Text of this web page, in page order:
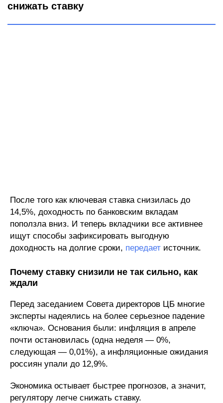
снижать ставку
После того как ключевая ставка снизилась до
14,5%, доходность по банковским вкладам
поползла вниз. И теперь вкладчики все активнее
ищут способы зафиксировать выгодную
доходность на долгие сроки, передает источник.
Почему ставку снизили не так сильно, как
ждали
Перед заседанием Совета директоров ЦБ многие
эксперты надеялись на более серьезное падение
«ключа». Основания были: инфляция в апреле
почти остановилась (одна неделя — 0%,
следующая — 0,01%), а инфляционные ожидания
россиян упали до 12,9%.
Экономика остывает быстрее прогнозов, а значит,
регулятору легче снижать ставку.